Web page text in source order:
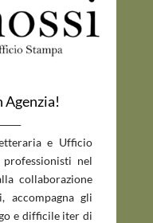
Agenzia!
e Ufficio
nel
collaborazione
accompagna gli
e difficile iter di